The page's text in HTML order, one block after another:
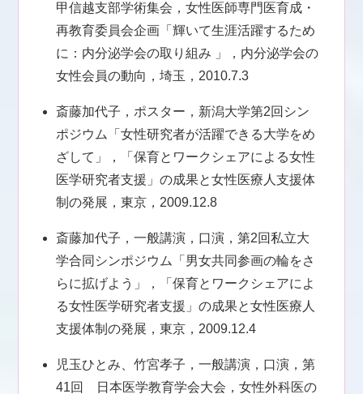
甲信越支部学術集会，女性医師専門医育成・
再教育委員会企画「輝いて生涯活躍するため
に：内分泌学会の取り組み 」，内分泌学会の
女性会員の動向，埼玉，2010.7.3
斎藤加代子，ポスター，新潟大学第2回シン
ポジウム「女性研究者が活躍できる大学をめ
ざして」，「保育とワークシェアによる女性
医学研究者支援」の成果と女性医療人支援体
制の発展，東京，2009.12.8
斎藤加代子，一般講演，口演，第2回私立大
学合同シンポジウム「男女共同参画の輪をさ
らに拡げよう」，「保育とワークシェアによ
る女性医学研究者支援」の成果と女性医療人
支援体制の発展，東京，2009.12.4
児玉ひとみ、竹宮孝子，一般講演，口演，第
41回 日本医学教育学会大会，女性外科医の